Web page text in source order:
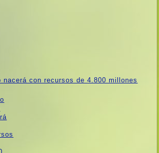
nacerá con recursos de 4.800 millones